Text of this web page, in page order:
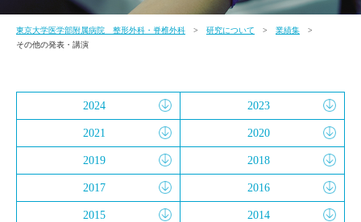
東京大学医学部附属病院 整形外科・脊椎外科 研究について
業績集
その他の発表・講演
2024 2023
2021 2020
2019 2018
2017 2016
2015 2014